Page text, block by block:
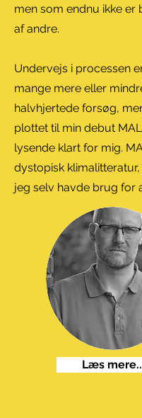
men som endnu ikke er
af andre.
Undervejs i processen
mange mere eller
halvhjertede forsøg,
plottet til min debut
lysende klart for mig.
dystopisk
jeg selv havde brug for
Læs